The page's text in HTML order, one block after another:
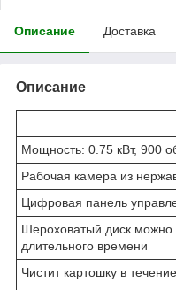
Описание Доставка
Описание
Мощность: 0.75 кВт, 900
Рабочая камера из
Цифровая панель
Шероховатый диск можно
длительного времени
Чистит картошку в